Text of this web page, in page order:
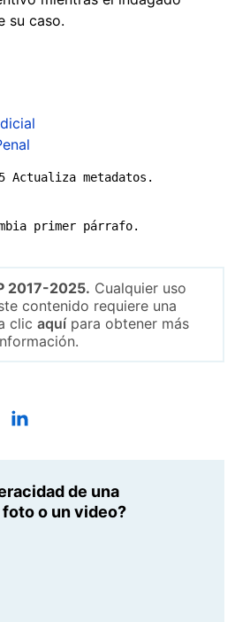
su caso.
Actualiza metadatos.
primer párrafo.
2017-2025. Cualquier uso
contenido requiere una
clic aquípara obtener más
de una
o un video?